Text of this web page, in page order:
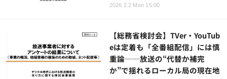
2026.2.2 Mon 15:00
【総務省検討会】TVer・YouTub
eは定着も「全番組配信」には慎
重論──放送の“代替か補完
か”で揺れるローカル局の現在地